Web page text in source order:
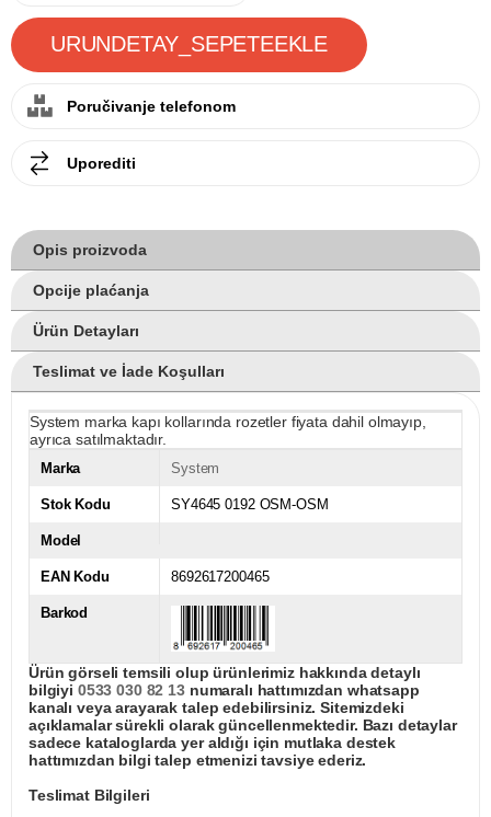
Poručivanje telefonom
Uporediti
Opis proizvoda
Opcije plaćanja
Ürün Detayları
Teslimat ve İade Koşulları
System marka kapı kollarında rozetler fiyata dahil olmayıp,
ayrıca satılmaktadır.
Marka System
Stok Kodu SY4645 0192 OSM-OSM
Model
EAN Kodu 8692617200465
Barkod
Ürün görseli temsili olup ürünlerimiz hakkında detaylı
bilgiyi 0533 030 82 13numaralı hattımızdan whatsapp
kanalı veya arayarak talep edebilirsiniz. Sitemizdeki
açıklamalar sürekli olarak güncellenmektedir. Bazı detaylar
sadece kataloglarda yer aldığı için mutlaka destek
hattımızdan bilgi talep etmenizi tavsiye ederiz.
Teslimat Bilgileri